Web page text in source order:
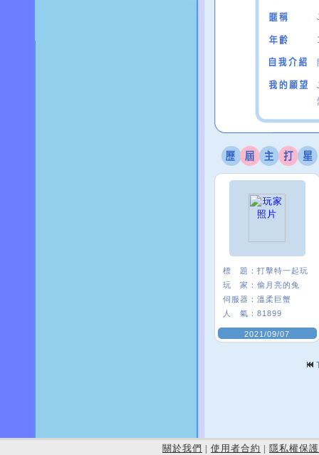
標 題： 打擊特一起玩
玩 家： 偷月亮的兔
伺服器： 溫柔巨蟹
人 氣： 81899
2021/09/07
關於我們 | 使用者合約 | 隱私權保護